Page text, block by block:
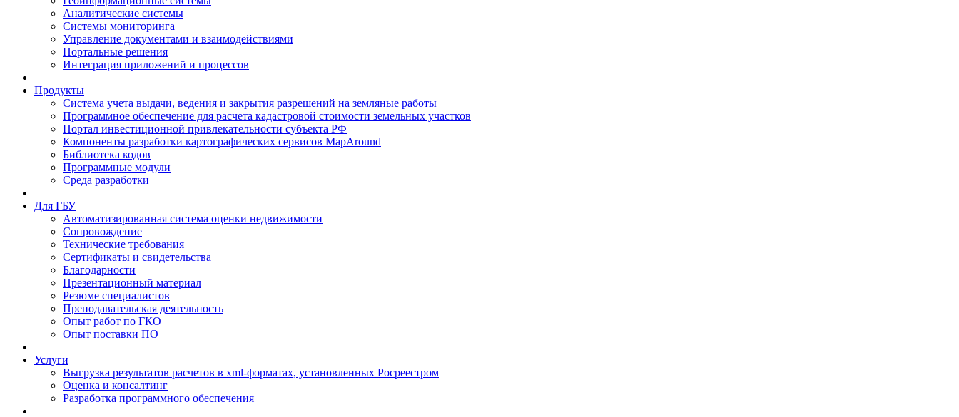
Аналитические системы
Системы мониторинга
Управление документами и взаимодействиями
Портальные решения
Интеграция приложений и процессов
Продукты
Система учета выдачи, ведения и закрытия разрешений на земляные работы
Программное обеспечение для расчета кадастровой стоимости земельных участков
Портал инвестиционной привлекательности субъекта РФ
Компоненты разработки картографических сервисов MapAround
Библиотека кодов
Программные модули
Среда разработки
Для ГБУ
Автоматизированная система оценки недвижимости
Сопровождение
Технические требования
Сертификаты и свидетельства
Благодарности
Презентационный материал
Резюме специалистов
Преподавательская деятельность
Опыт работ по ГКО
Опыт поставки ПО
Услуги
Выгрузка результатов расчетов в xml-форматах, установленных Росреестром
Оценка и консалтинг
Разработка программного обеспечения